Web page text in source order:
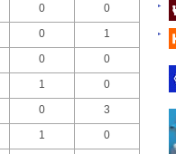
0 0
0 1
0
0
1
0
0 3
1 0